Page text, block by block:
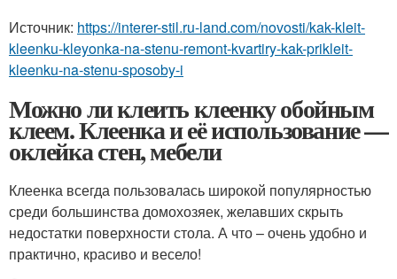
Источник: https://interer-stil.ru-land.com/novosti/kak-kleit-
kleenku-kleyonka-na-stenu-remont-kvartiry-kak-prikleit-
kleenku-na-stenu-sposoby-i
Можно ли клеить клеенку обойным
клеем. Клеенка и её использование —
оклейка стен, мебели
Клеенка всегда пользовалась широкой популярностью
среди большинства домохозяек, желавших скрыть
недостатки поверхности стола. А что – очень удобно и
практично, красиво и весело!